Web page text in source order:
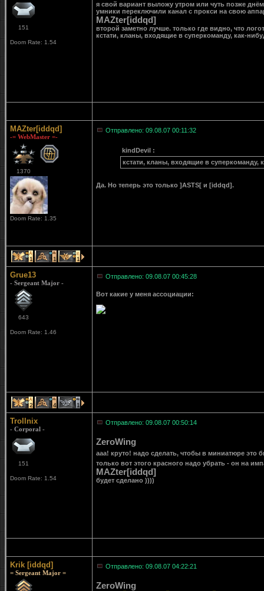
151
Doom Rate: 1.54
я свой вариант выложу утром или чуть позже
умники переключили канал с прокси на свою
MAZter[iddqd]
второй заметно лучше. только где видно, что
кстати, кланы, входящие в суперкоманду, как-
MAZter[iddqd]
-= WebMaster =-
1370
Doom Rate: 1.35
Отправлено: 09.08.07 00:11:32
kindDevil :
кстати, кланы, входящие в суперкоманду,
Да. Но теперь это только ]ASTS[ и [iddqd].
1 1 1
Grue13
- Sergeant Major -
643
Doom Rate: 1.46
Отправлено: 09.08.07 00:45:28
Вот какие у меня ассоциации:
2 4 1
Trollnix
- Corporal -
151
Doom Rate: 1.54
Отправлено: 09.08.07 00:50:14
ZeroWing
ааа! круто! надо сделать, чтобы в миниатюре
только вот этого красного надо убрать - он на
MAZter[iddqd]
будет сделано ))))
Krik [iddqd]
= Sergeant Major =
Отправлено: 09.08.07 04:22:21
ZeroWing